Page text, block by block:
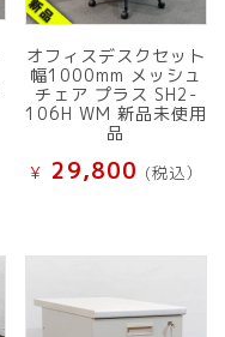
オフィスデスクセット
幅1000mm メッシュ
チェア プラス SH2-
106H WM 新品未使用
品
¥ 29,800 (税込）